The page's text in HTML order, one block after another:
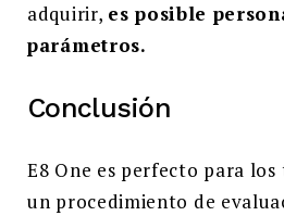
adquirir, es posible
parámetros.
Conclusión
E8 One es perfecto para
un procedimiento de